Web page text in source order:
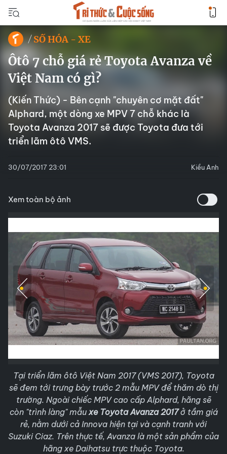
SỐ HÓA - XE
Ôtô 7 chỗ giá rẻ Toyota Avanza về
Việt Nam có gì?
(Kiến Thức) - Bên cạnh "chuyên cơ mặt đất"
Alphard, một dòng xe MPV 7 chỗ khác là
Toyota Avanza 2017 sẽ được Toyota đưa tới
triển lãm ôtô VMS.
30/07/2017 23:01 Kiều Anh
Xem toàn bộ ảnh
Tại triển lãm ôtô Việt Nam 2017 (VMS 2017), Toyota
sẽ đem tới trưng bày trước 2 mẫu MPV để thăm dò thị
trường. Ngoài chiếc MPV cao cấp Alphard, hãng sẽ
còn "trình làng" mẫuxe Toyota Avanza 2017ở tầm giá
rẻ, nằm dưới cả Innova hiện tại và cạnh tranh với
Suzuki Ciaz. Trên thực tế, Avanza là một sản phẩm của
hãng xe Daihatsu trực thuộc Toyota.